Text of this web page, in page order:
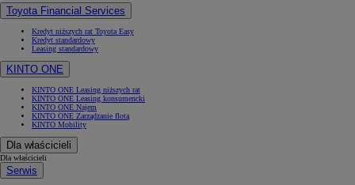
Toyota Financial Services
Kredyt niższych rat Toyota Easy
Kredyt standardowy
Leasing standardowy
KINTO ONE
KINTO ONE Leasing niższych rat
KINTO ONE Leasing konsumencki
KINTO ONE Najem
KINTO ONE Zarządzanie flotą
KINTO Mobility
Dla właścicieli
Dla właścicieli
Serwis